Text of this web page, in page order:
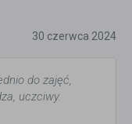
30 czerwca 2024
do zajęć,
uczciwy.